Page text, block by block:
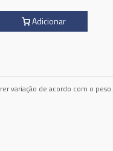
Adicionar
variação de acordo com o peso.